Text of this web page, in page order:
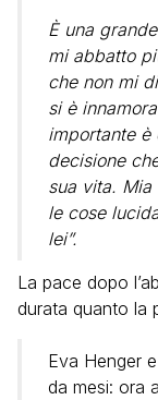
È una
mi abbatto
che non mi
si è
importante
decisione
sua vita.
le cose
lei”.
La pace dopo
durata quanto la
Eva Henger
da mesi: ora a